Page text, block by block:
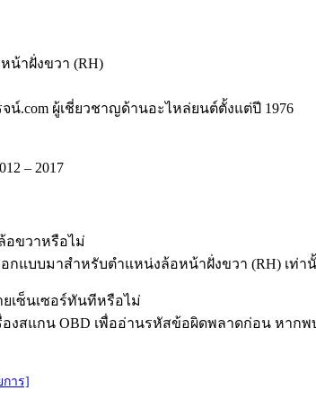
น้าฝั่งขวา (RH)
น์.com ผู้เชี่ยวชาญด้านอะไหล่ยนต์ตั้งแต่ปี 1976
– 2017
อขวาหรือไม่
กแบบมาสำหรับตำแหน่งล้อหน้าฝั่งขวา (RH) เท่
เซ็นเซอร์ทันทีหรือไม่
องสแกน OBD เพื่ออ่านรหัสข้อผิดพลาดก่อน หา
าร]